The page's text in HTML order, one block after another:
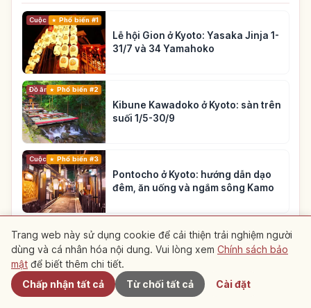
Cuộc sốngPhổ biến #1
Lễ hội Gion ở Kyoto: Yasaka Jinja 1-
31/7 và 34 Yamahoko
Đồ ăn Phổ biến #2
Kibune Kawadoko ở Kyoto: sàn trên
suối 1/5-30/9
Cuộc sốngPhổ biến #3
Pontocho ở Kyoto: hướng dẫn dạo
đêm, ăn uống và ngắm sông Kamo
Xem thêm bài viết về Kyoto
Điểm đến gợi ý gần đây
Gần đây
Tìm hiểu về Du lịch Khám phá Kyoto
Trang web này sử dụng cookie để cải thiện trải nghiệm người
dùng và cá nhân hóa nội dung. Vui lòng xem Chính sách bảo
mật để biết thêm chi tiết.
Chấp nhận tất cả
Từ chối tất cả Cài đặt